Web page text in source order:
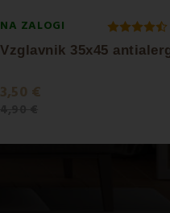
NA ZALOGI
3,50 €